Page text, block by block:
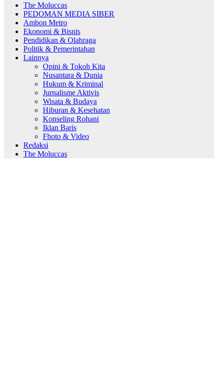
The Moluccas
PEDOMAN MEDIA SIBER
Ambon Metro
Ekonomi & Bisnis
Pendidikan & Olahraga
Politik & Pemerintahan
Lainnya
Opini & Tokoh Kita
Nusantara & Dunia
Hukum & Kriminal
Jurnalisme Aktivis
Wisata & Budaya
Hiburan & Kesehatan
Konseling Rohani
Iklan Baris
Fhoto & Video
Redaksi
The Moluccas